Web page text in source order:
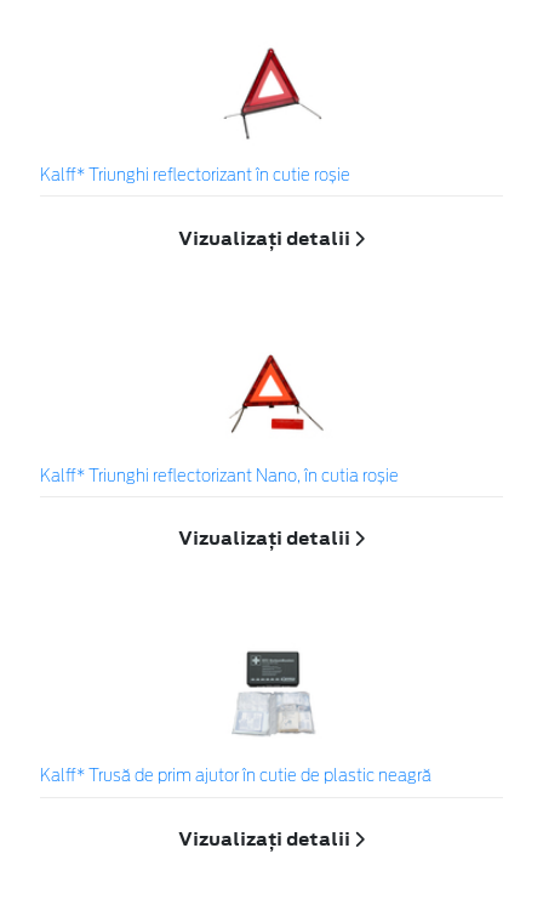
Kalff* Triunghi reflectorizant în cutie roșie
Vizualizați detalii
Kalff* Triunghi reflectorizant Nano, în cutia roșie
Vizualizați detalii
Kalff* Trusă de prim ajutor în cutie de plastic neagră
Vizualizați detalii